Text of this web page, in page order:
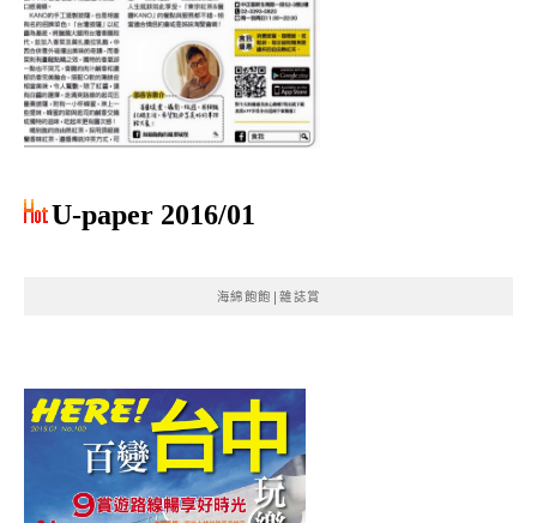
U-paper 2016/01
海綿飽飽|雜誌賞